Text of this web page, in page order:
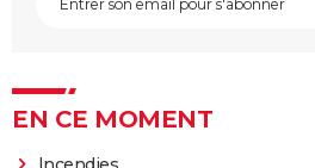
EN CE MOMENT